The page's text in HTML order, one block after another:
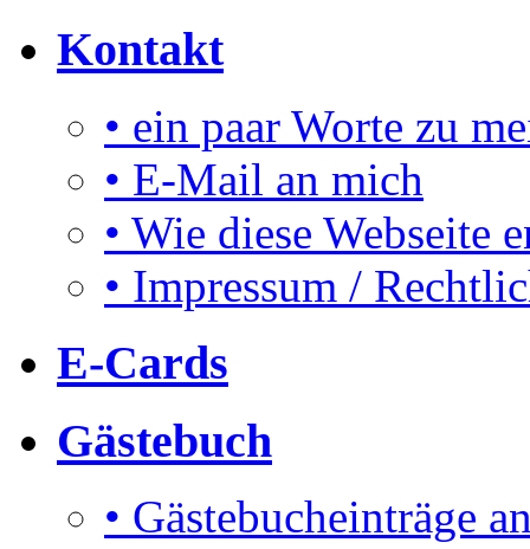
Kontakt
• ein paar Worte zu
• E-Mail an mich
• Wie diese Webseite
• Impressum /
E-Cards
Gästebuch
• Gästebucheinträge